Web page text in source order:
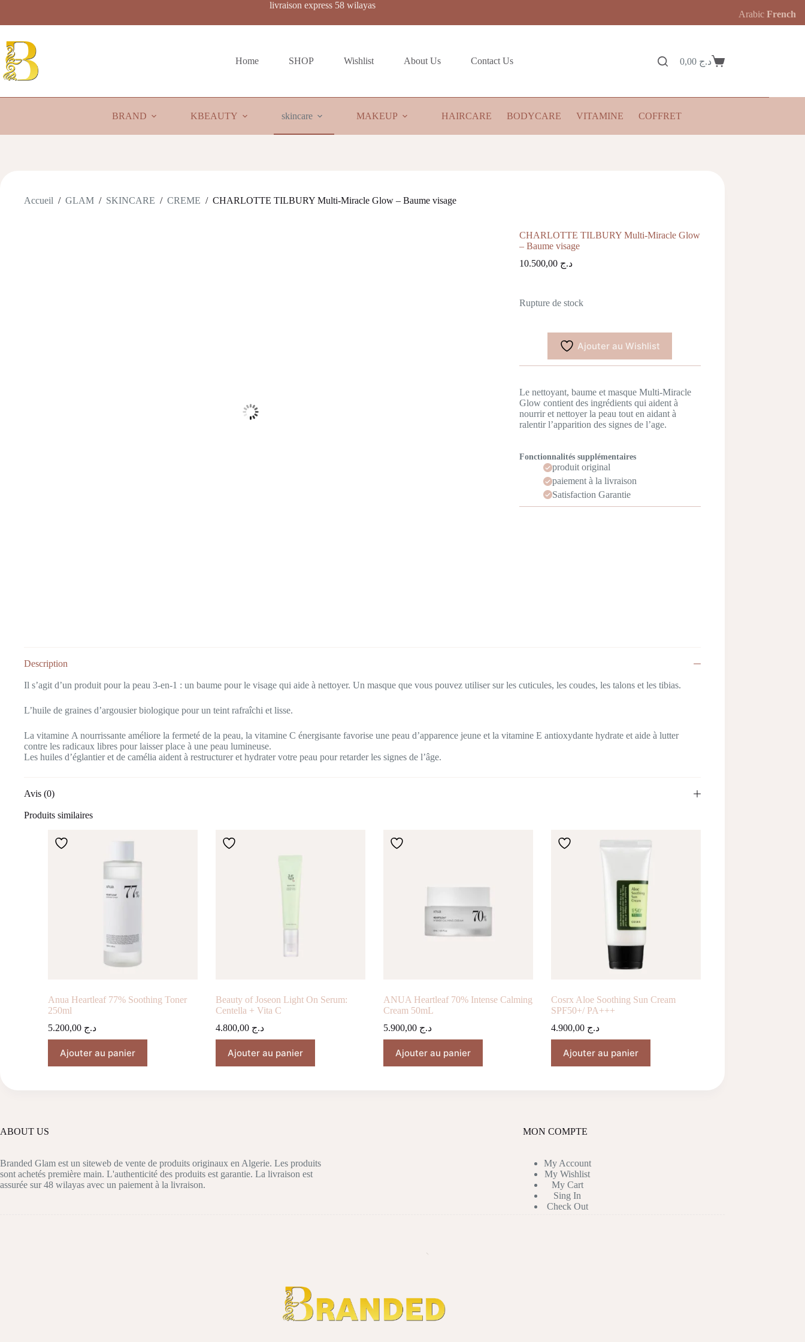
contenu
livraison express 58 wilayas
Home SHOP Wishlist About Us Contact Us
Panierد.ج 0,00
BRAND KBEAUTY skincare MAKEUP HAIRCARE BODYCARE VITAMINE COFFRET
Accueil / GLAM / SKINCARE / CREME / CHARLOTTE TILBURY Multi-Miracle Glow – Baume visage
CHARLOTTE TILBURY Multi-Miracle Glow
– Baume visage
د.ج 10.500,00
Rupture de stock
Ajouter au Wishlist
Le nettoyant, baume et masque Multi-Miracle
Glow contient des ingrédients qui aident à
nourrir et nettoyer la peau tout en aidant à
ralentir l’apparition des signes de l’age.
Fonctionnalités supplémentaires
produit original
paiement à la livraison
Satisfaction Garantie
Description
Il s’agit d’un produit pour la peau 3-en-1 : un baume pour le visage qui aide à nettoyer. Un masque que vous pouvez utiliser sur les cuticules, les coudes, les talons et les tibias.
L’huile de graines d’argousier biologique pour un teint rafraîchi et lisse.
La vitamine A nourrissante améliore la fermeté de la peau, la vitamine C énergisante favorise une peau d’apparence jeune et la vitamine E antioxydante hydrate et aide à lutter
contre les radicaux libres pour laisser place à une peau lumineuse.
Les huiles d’églantier et de camélia aident à restructurer et hydrater votre peau pour retarder les signes de l’âge.
Avis (0)
Produits similaires
Anua Heartleaf 77% Soothing Toner
250ml
د.ج
Ajouter au panier
Beauty of Joseon Light On Serum:
Centella + Vita C
د.ج 4.800,00
Ajouter au panier
ANUA Heartleaf 70% Intense Calming
Cream 50mL
د.ج 5.900,00
Ajouter au panier
Cosrx Aloe Soothing Sun Cream
SPF50+/ PA+++
د.ج 4.900,00
Ajouter au panier
ABOUT US
Branded Glam est un siteweb de vente de produits originaux en Algerie. Les produits
sont achetés première main. L'authenticité des produits est garantie. La livraison est
assurée sur 48 wilayas avec un paiement à la livraison.
MON COMPTE
My Account
My Wishlist
My Cart
Sing In
Check Out
Arabic French